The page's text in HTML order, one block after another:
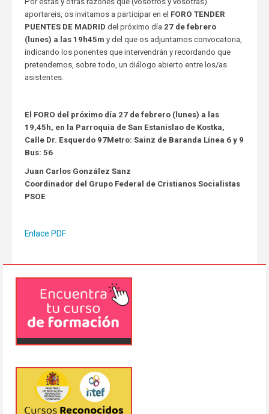
aportareis, os invitamos a participar en el FORO TENDER
PUENTES DE MADRID del próximo día 27 de febrero
(lunes) a las 19h45m y del que os adjuntamos convocatoria,
indicando los ponentes que intervendrán y recordando que
pretendemos, sobre todo, un diálogo abierto entre los/as
asistentes.
El FORO del próximo día 27 de febrero (lunes) a las
19,45h, en la Parroquia de San Estanislao de Kostka,
Calle Dr. Esquerdo 97Metro: Sainz de Baranda Línea 6 y 9
Bus: 56
Juan Carlos González Sanz
Coordinador del Grupo Federal de Cristianos Socialistas
PSOE
Enlace PDF